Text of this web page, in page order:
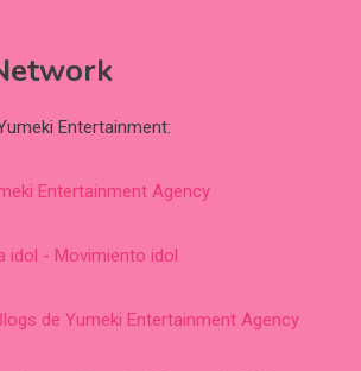
Entertainment:
Entertainment Agency
idol - Movimiento idol
de Yumeki Entertainment Agency